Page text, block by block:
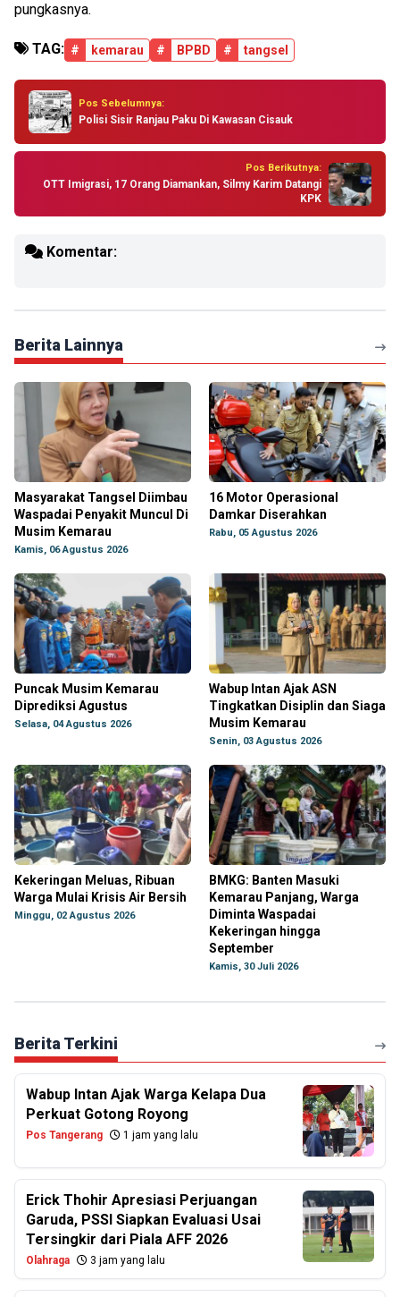
pungkasnya.
TAG: # kemarau # BPBD # tangsel
Pos Sebelumnya:
Polisi Sisir Ranjau Paku Di Kawasan Cisauk
Pos Berikutnya:
OTT Imigrasi, 17 Orang Diamankan, Silmy Karim Datangi
KPK
Komentar:
Berita Lainnya
Masyarakat Tangsel Diimbau
Waspadai Penyakit Muncul Di
Musim Kemarau
Kamis, 06 Agustus 2026
16 Motor Operasional
Damkar Diserahkan
Rabu, 05 Agustus 2026
Puncak Musim Kemarau
Diprediksi Agustus
Selasa, 04 Agustus 2026
Wabup Intan Ajak ASN
Tingkatkan Disiplin dan Siaga
Musim Kemarau
Senin, 03 Agustus 2026
Kekeringan Meluas, Ribuan
Warga Mulai Krisis Air Bersih
Minggu, 02 Agustus 2026
BMKG: Banten Masuki
Kemarau Panjang, Warga
Diminta Waspadai
Kekeringan hingga
September
Kamis, 30 Juli 2026
Berita Terkini
Wabup Intan Ajak Warga Kelapa Dua
Perkuat Gotong Royong
Pos Tangerang 1 jam yang lalu
Erick Thohir Apresiasi Perjuangan
Garuda, PSSI Siapkan Evaluasi Usai
Tersingkir dari Piala AFF 2026
Olahraga 3 jam yang lalu